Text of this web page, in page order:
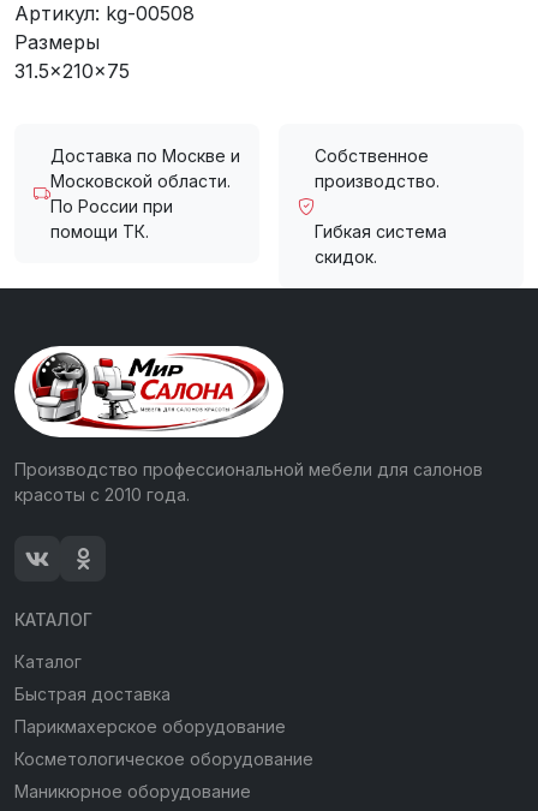
Артикул: kg-00508
Размеры
31.5x210x75
Доставка по Москве и
Московской области.
По России при
помощи ТК.
Собственное
производство.
Гибкая система
скидок.
Производство профессиональной мебели для салонов
красоты с 2010 года.
КАТАЛОГ
Каталог
Быстрая доставка
Парикмахерское оборудование
Косметологическое оборудование
Маникюрное оборудование